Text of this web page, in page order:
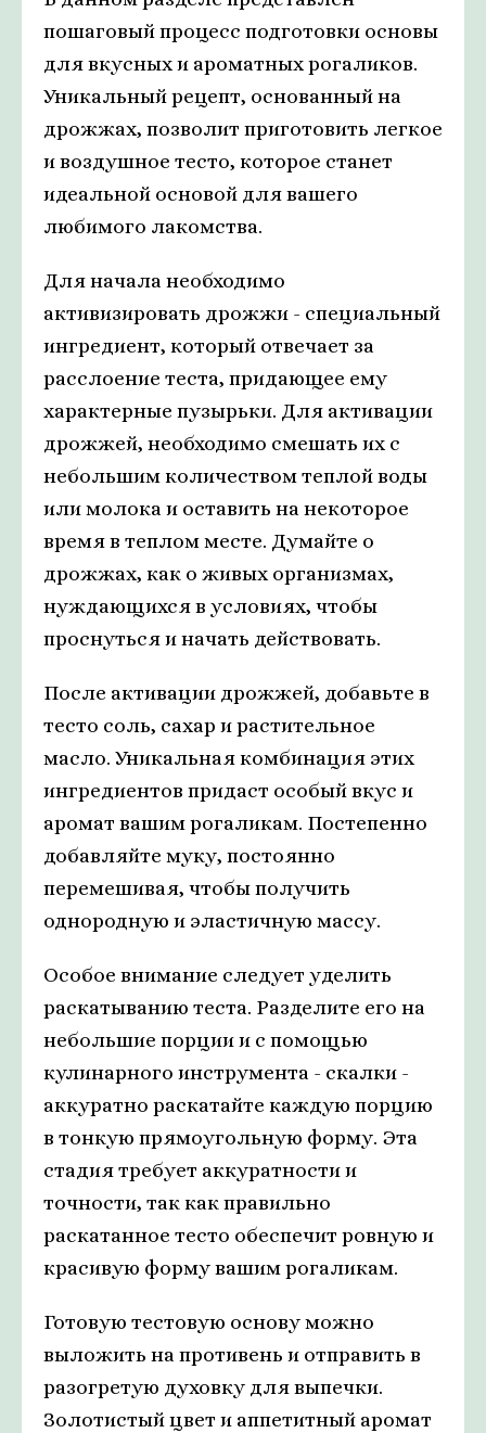
пошаговый процесс подготовки основы
для вкусных и ароматных рогаликов.
Уникальный рецепт, основанный на
дрожжах, позволит приготовить легкое
и воздушное тесто, которое станет
идеальной основой для вашего
любимого лакомства.
Для начала необходимо
активизировать дрожжи - специальный
ингредиент, который отвечает за
расслоение теста, придающее ему
характерные пузырьки. Для активации
дрожжей, необходимо смешать их с
небольшим количеством теплой воды
или молока и оставить на некоторое
время в теплом месте. Думайте о
дрожжах, как о живых организмах,
нуждающихся в условиях, чтобы
проснуться и начать действовать.
После активации дрожжей, добавьте в
тесто соль, сахар и растительное
масло. Уникальная комбинация этих
ингредиентов придаст особый вкус и
аромат вашим рогаликам. Постепенно
добавляйте муку, постоянно
перемешивая, чтобы получить
однородную и эластичную массу.
Особое внимание следует уделить
раскатыванию теста. Разделите его на
небольшие порции и с помощью
кулинарного инструмента - скалки -
аккуратно раскатайте каждую порцию
в тонкую прямоугольную форму. Эта
стадия требует аккуратности и
точности, так как правильно
раскатанное тесто обеспечит ровную и
красивую форму вашим рогаликам.
Готовую тестовую основу можно
выложить на противень и отправить в
разогретую духовку для выпечки.
Золотистый цвет и аппетитный аромат